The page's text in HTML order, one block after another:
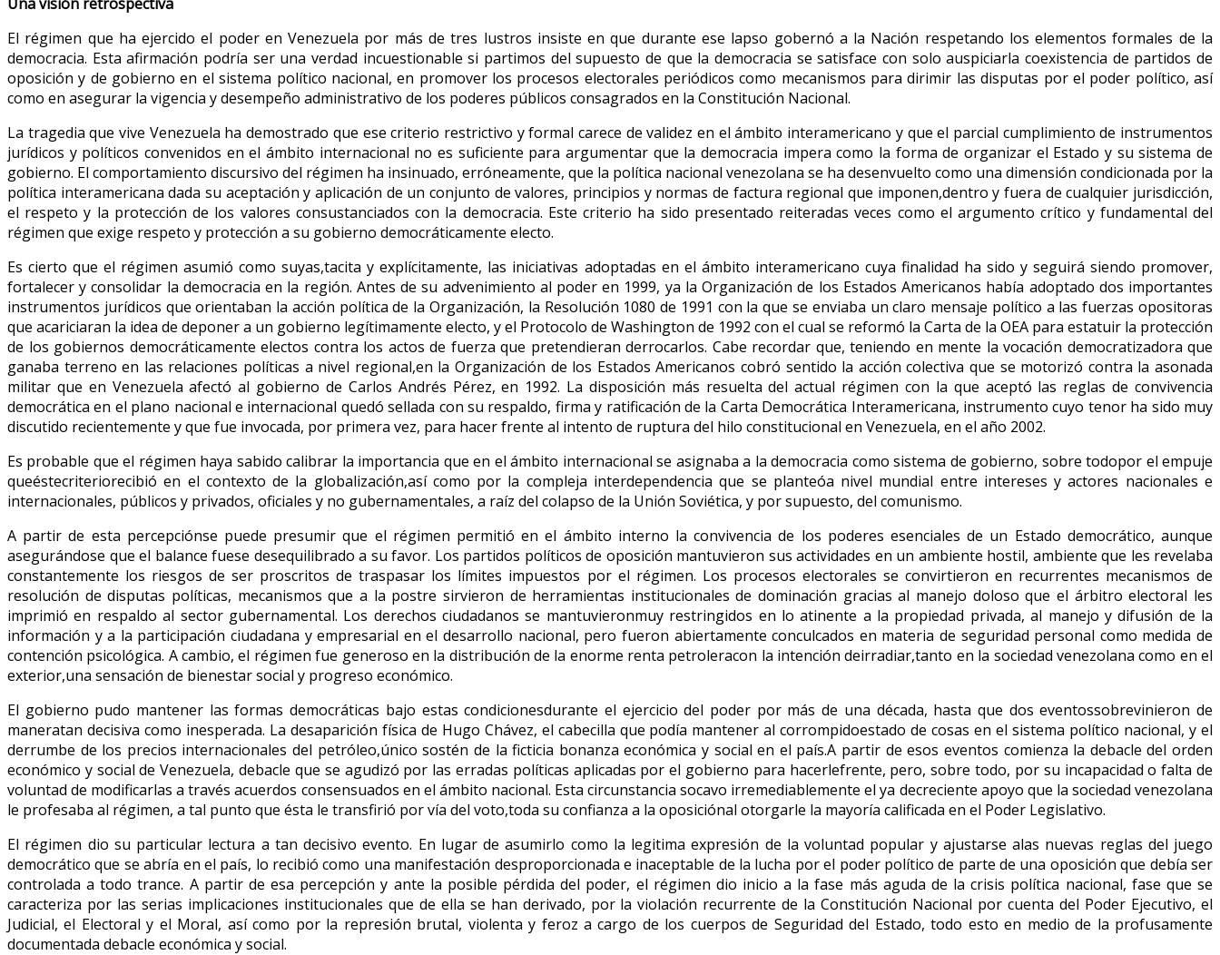
El régimen que ha ejercido el poder en Venezuela por más de tres lustros insiste en que durante ese lapso gobernó a la Nación respetando los elementos formales de la
democracia. Esta afirmación podría ser una verdad incuestionable si partimos del supuesto de que la democracia se satisface con solo auspiciarla coexistencia de partidos de
oposición y de gobierno en el sistema político nacional, en promover los procesos electorales periódicos como mecanismos para dirimir las disputas por el poder político, así
como en asegurar la vigencia y desempeño administrativo de los poderes públicos consagrados en la Constitución Nacional.
La tragedia que vive Venezuela ha demostrado que ese criterio restrictivo y formal carece de validez en el ámbito interamericano y que el parcial cumplimiento de instrumentos
jurídicos y políticos convenidos en el ámbito internacional no es suficiente para argumentar que la democracia impera como la forma de organizar el Estado y su sistema de
gobierno. El comportamiento discursivo del régimen ha insinuado, erróneamente, que la política nacional venezolana se ha desenvuelto como una dimensión condicionada por la
política interamericana dada su aceptación y aplicación de un conjunto de valores, principios y normas de factura regional que imponen,dentro y fuera de cualquier jurisdicción,
el respeto y la protección de los valores consustanciados con la democracia. Este criterio ha sido presentado reiteradas veces como el argumento crítico y fundamental del
régimen que exige respeto y protección a su gobierno democráticamente electo.
Es cierto que el régimen asumió como suyas,tacita y explícitamente, las iniciativas adoptadas en el ámbito interamericano cuya finalidad ha sido y seguirá siendo promover,
fortalecer y consolidar la democracia en la región. Antes de su advenimiento al poder en 1999, ya la Organización de los Estados Americanos había adoptado dos importantes
instrumentos jurídicos que orientaban la acción política de la Organización, la Resolución 1080 de 1991 con la que se enviaba un claro mensaje político a las fuerzas opositoras
que acariciaran la idea de deponer a un gobierno legítimamente electo, y el Protocolo de Washington de 1992 con el cual se reformó la Carta de la OEA para estatuir la protección
de los gobiernos democráticamente electos contra los actos de fuerza que pretendieran derrocarlos. Cabe recordar que, teniendo en mente la vocación democratizadora que
ganaba terreno en las relaciones políticas a nivel regional,en la Organización de los Estados Americanos cobró sentido la acción colectiva que se motorizó contra la asonada
militar que en Venezuela afectó al gobierno de Carlos Andrés Pérez, en 1992. La disposición más resuelta del actual régimen con la que aceptó las reglas de convivencia
democrática en el plano nacional e internacional quedó sellada con su respaldo, firma y ratificación de la Carta Democrática Interamericana, instrumento cuyo tenor ha sido muy
discutido recientemente y que fue invocada, por primera vez, para hacer frente al intento de ruptura del hilo constitucional en Venezuela, en el año 2002.
Es probable que el régimen haya sabido calibrar la importancia que en el ámbito internacional se asignaba a la democracia como sistema de gobierno, sobre todopor el empuje
queéstecriteriorecibió en el contexto de la globalización,así como por la compleja interdependencia que se planteóa nivel mundial entre intereses y actores nacionales e
internacionales, públicos y privados, oficiales y no gubernamentales, a raíz del colapso de la Unión Soviética, y por supuesto, del comunismo.
A partir de esta percepciónse puede presumir que el régimen permitió en el ámbito interno la convivencia de los poderes esenciales de un Estado democrático, aunque
asegurándose que el balance fuese desequilibrado a su favor. Los partidos políticos de oposición mantuvieron sus actividades en un ambiente hostil, ambiente que les revelaba
constantemente los riesgos de ser proscritos de traspasar los límites impuestos por el régimen. Los procesos electorales se convirtieron en recurrentes mecanismos de
resolución de disputas políticas, mecanismos que a la postre sirvieron de herramientas institucionales de dominación gracias al manejo doloso que el árbitro electoral les
imprimió en respaldo al sector gubernamental. Los derechos ciudadanos se mantuvieronmuy restringidos en lo atinente a la propiedad privada, al manejo y difusión de la
información y a la participación ciudadana y empresarial en el desarrollo nacional, pero fueron abiertamente conculcados en materia de seguridad personal como medida de
contención psicológica. A cambio, el régimen fue generoso en la distribución de la enorme renta petroleracon la intención deirradiar,tanto en la sociedad venezolana como en el
exterior,una sensación de bienestar social y progreso económico.
El gobierno pudo mantener las formas democráticas bajo estas condicionesdurante el ejercicio del poder por más de una década, hasta que dos eventossobrevinieron de
maneratan decisiva como inesperada. La desaparición física de Hugo Chávez, el cabecilla que podía mantener al corrompidoestado de cosas en el sistema político nacional, y el
derrumbe de los precios internacionales del petróleo,único sostén de la ficticia bonanza económica y social en el país.A partir de esos eventos comienza la debacle del orden
económico y social de Venezuela, debacle que se agudizó por las erradas políticas aplicadas por el gobierno para hacerlefrente, pero, sobre todo, por su incapacidad o falta de
voluntad de modificarlas a través acuerdos consensuados en el ámbito nacional. Esta circunstancia socavo irremediablemente el ya decreciente apoyo que la sociedad venezolana
le profesaba al régimen, a tal punto que ésta le transfirió por vía del voto,toda su confianza a la oposiciónal otorgarle la mayoría calificada en el Poder Legislativo.
El régimen dio su particular lectura a tan decisivo evento. En lugar de asumirlo como la legitima expresión de la voluntad popular y ajustarse alas nuevas reglas del juego
democrático que se abría en el país, lo recibió como una manifestación desproporcionada e inaceptable de la lucha por el poder político de parte de una oposición que debía ser
controlada a todo trance. A partir de esa percepción y ante la posible pérdida del poder, el régimen dio inicio a la fase más aguda de la crisis política nacional, fase que se
caracteriza por las serias implicaciones institucionales que de ella se han derivado, por la violación recurrente de la Constitución Nacional por cuenta del Poder Ejecutivo, el
Judicial, el Electoral y el Moral, así como por la represión brutal, violenta y feroz a cargo de los cuerpos de Seguridad del Estado, todo esto en medio de la profusamente
documentada debacle económica y social.